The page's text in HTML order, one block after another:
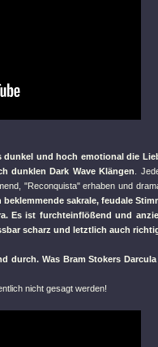
und hoch emotional die
dunklen Dark Wave Klängen
.
"Reconquista"erhaben und
sakrale, feudale
Es ist furchteinflößend und
scharz und letztlich auch
durch. Was Bram Stokers
nicht gesagt werden!